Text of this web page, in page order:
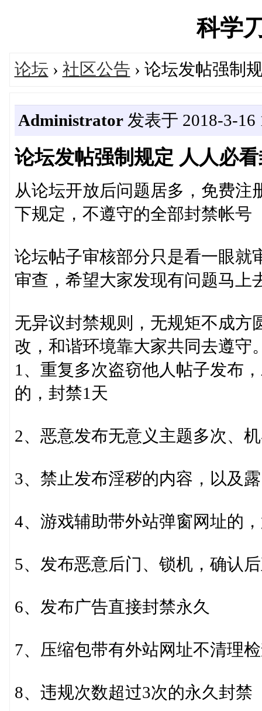
科学
论坛 › 社区公告 › 论坛发帖强制
Administrator发表于 2018-3-16
论坛发帖强制规定 人人必
从论坛开放后问题居多，免费注
下规定，不遵守的全部封禁帐号
论坛帖子审核部分只是看一眼就
审查，希望大家发现有问题马上
无异议封禁规则，无规矩不成方
改，和谐环境靠大家共同去遵守
1、重复多次盗窃他人帖子发布
的，封禁1天
2、恶意发布无意义主题多次、
3、禁止发布淫秽的内容，以及
4、游戏辅助带外站弹窗网址的
5、发布恶意后门、锁机，确认
6、发布广告直接封禁永久
7、压缩包带有外站网址不清理
8、违规次数超过3次的永久封